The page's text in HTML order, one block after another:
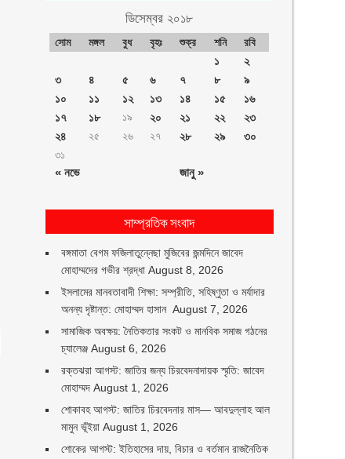
ডিসেম্বর ২০১৮
সোম মঙ্গল বুধ বৃহঃ শুক্র শনি রবি
« নভে জানু »
১
২
৩
৪ ৫ ৬ ৭ ৮
৯
১০
১১ ১২ ১৩ ১৪ ১৫
১৬
১৭
১৮ ১৯ ২০ ২১ ২২
২৩
২৪
২৫ ২৬ ২৭ ২৮ ২৯ ৩০
৩১
সাম্প্রতিক সংবাদ
বঙ্গমাতা বেগম ফজিলাতুন্নেছা মুজিবের জন্মদিনে জাবেদ
মোহাম্মদের গভীর শ্রদ্ধা August 8, 2026
ইসলামের মানবতাবাদী শিক্ষা: সম্প্রীতি, সহিষ্ণুতা ও মর্যাদার
অনন্য দৃষ্টান্ত: মোহাম্মদ হাসান August 7, 2026
সামাজিক অবক্ষয়: নৈতিকতার সংকট ও মানবিক সমাজ গঠনের
চ্যালেঞ্জ August 6, 2026
রক্তঝরা আগস্ট: জাতির জন্য চিরবেদনাদায়ক স্মৃতি: জাবেদ
মোহাম্মদ August 1, 2026
শোকাবহ আগস্ট: জাতির চিরবেদনার মাস— আবদুল্লাহ আল
মামুন ভূঁইয়া August 1, 2026
শোকের আগস্ট: ইতিহাসের দায়, বিচার ও বর্তমান রাজনৈতিক